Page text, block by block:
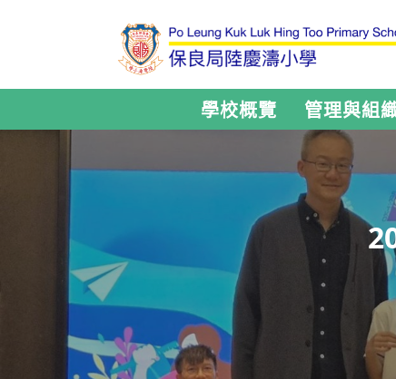
學校概覽 管理與組